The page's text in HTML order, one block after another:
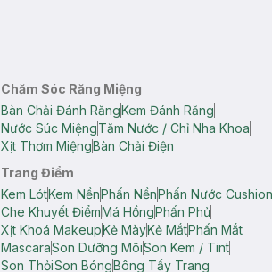
Chăm Sóc Răng Miệng
Bàn Chải Đánh RăngKem Đánh Răng
Nước Súc MiệngTăm Nước / Chỉ Nha Khoa
Xịt Thơm MiệngBàn Chải Điện
Trang Điểm
Kem LótKem NềnPhấn NềnPhấn Nước Cushion
Che Khuyết ĐiểmMá HồngPhấn Phủ
Xịt Khoá MakeupKẻ MàyKẻ MắtPhấn Mắt
MascaraSon Dưỡng MôiSon Kem / Tint
Son ThỏiSon BóngBông Tẩy Trang